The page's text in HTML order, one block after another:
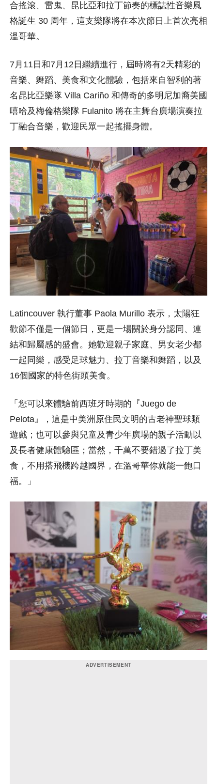
合搖滾、 雷鬼、昆比亞和拉丁節奏的標誌性音樂風
格誕生 30 周年，這支樂隊將在本次節日上首次亮相
溫哥華。
7月11日和7月12日繼續進行， 屆時將有2天精彩的
音樂、舞蹈、美食和文化體驗，包括來自智利的著
名昆比亞樂隊 Villa Cariño 和傳奇的多明尼加裔美國
嘻哈及梅倫格樂隊 Fulanito 將在主舞台廣場演奏拉
丁融合音樂，歡迎民眾一起搖擺身體。
Latincouver 執行董事 Paola Murillo 表示，太陽狂
歡節不僅是一個節日，更是一場關於身分認同、 連
結和歸屬感的盛會。她歡迎親子家庭、男女老少都
一起同樂，感受足球魅力、拉丁音樂和舞蹈，以及
16個國家的特色街頭美食。
「您可以來體驗前西班牙時期的『Juego de
Pelota』，這是中美洲原住民文明的古老神聖球類
遊戲；也可以參與兒童及青少年廣場的親子活動以
及長者健康體驗區；當然，千萬不要錯過了拉丁美
食，不用搭飛機跨越國界，在溫哥華你就能一飽口
福。」